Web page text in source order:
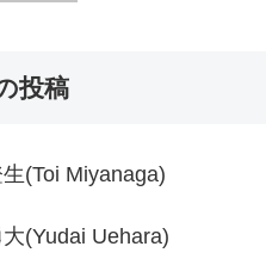
投稿
(Toi Miyanaga)
大(Yudai Uehara)